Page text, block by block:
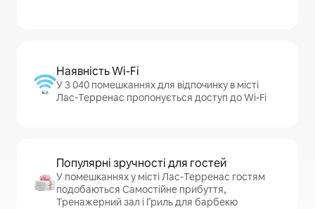
Наявність Wi-Fi
У 3 040 помешканнях для відпочинку в місті
Лас-Терренас пропонується доступ до Wi-Fi
Популярні зручності для гостей
У помешканнях у місті Лас-Терренас гостям
подобаються Самостійне прибуття,
Тренажерний зал і Гриль для барбекю